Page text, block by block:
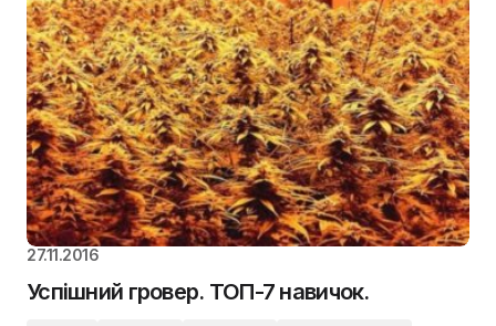
27.11.2016
Успішний гровер. ТОП-7 навичок.